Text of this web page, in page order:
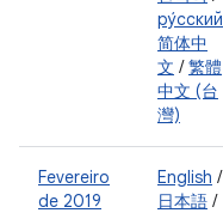
ру́сский
简体中
文 /繁體
中文 (台
灣)
Fevereiro
de 2019
English /
日本語 /